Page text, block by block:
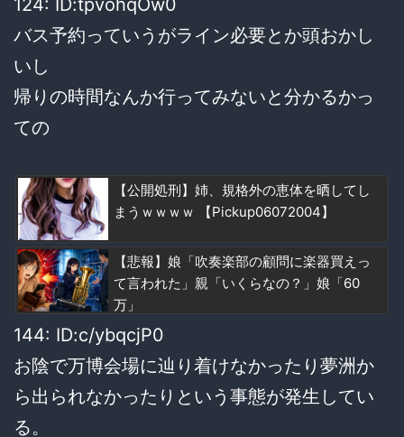
124: ID:tpvohqOw0
バス予約っていうがライン必要とか頭おかし
いし
帰りの時間なんか行ってみないと分かるかっ
ての
【公開処刑】姉、規格外の恵体を晒してし
まうｗｗｗｗ 【Pickup06072004】
【悲報】娘「吹奏楽部の顧問に楽器買えっ
て言われた」親「いくらなの？」娘「60
万」
144: ID:c/ybqcjP0
お陰で万博会場に辿り着けなかったり夢洲か
ら出られなかったりという事態が発生してい
る。